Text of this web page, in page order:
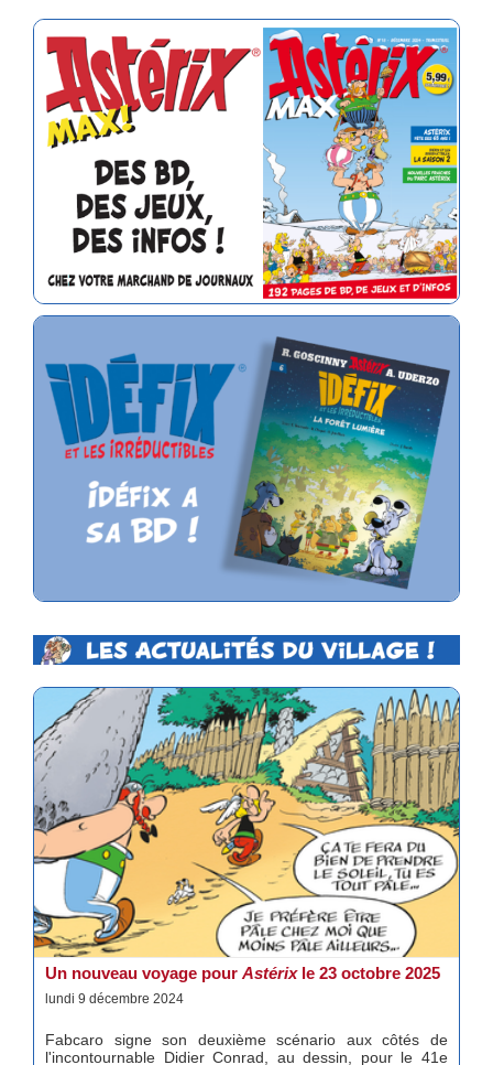
Un nouveau voyage pour Astérixle 23 octobre 2025
lundi 9 décembre 2024
Fabcaro signe son deuxième scénario aux côtés de
l'incontournable Didier Conrad, au dessin, pour le 41e